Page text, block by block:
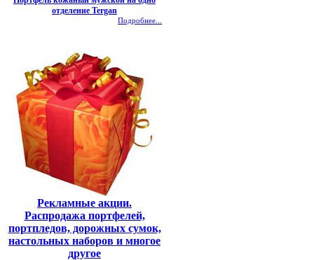
отделение Tergan
Подробнее...
Рекламные акции.
Распродажа портфелей,
портпледов, дорожных сумок,
настольных наборов и многое
другое